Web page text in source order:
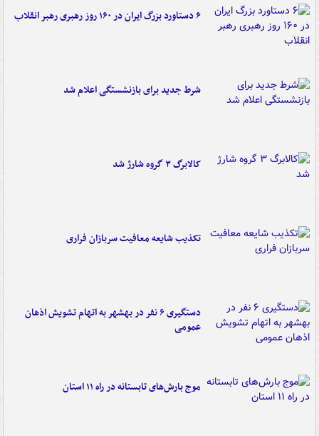
۶ دستاورد بزرگ ایران در ۱۶۰ روز رهبری رهبر انقلاب
شرط جدید برای بازنشستگی اعلام شد
کالابرگ ۳ گروه شارژ شد
تکذیب شایعه معافیت سربازان فراری
دستگیری ۶ نفر در بهشهر به اتهام تشویش اذهان
عمومی
موج بارش‌های تابستانه در راه ۱۱ استان